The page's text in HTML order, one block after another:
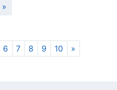
6 7 8 9 10 »